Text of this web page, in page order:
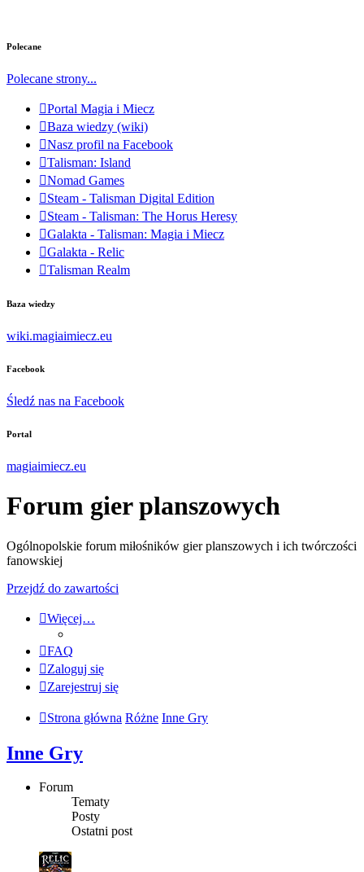
Polecane
Polecane strony...
Portal Magia i Miecz
Baza wiedzy (wiki)
Nasz profil na Facebook
Talisman: Island
Nomad Games
Steam - Talisman Digital Edition
Steam - Talisman: The Horus Heresy
Galakta - Talisman: Magia i Miecz
Galakta - Relic
Talisman Realm
Baza wiedzy
wiki.magiaimiecz.eu
Facebook
Śledź nas na Facebook
Portal
magiaimiecz.eu
Forum gier planszowych
Ogólnopolskie forum miłośników gier planszowych i ich twórczości
fanowskiej
Przejdź do zawartości
Więcej…
FAQ
Zaloguj się
Zarejestruj się
Strona główna Różne Inne Gry
Inne Gry
Forum
Tematy
Posty
Ostatni post